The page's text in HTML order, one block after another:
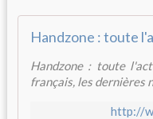
Handzone : toute
Handzone : toute
français, les dernières
http://